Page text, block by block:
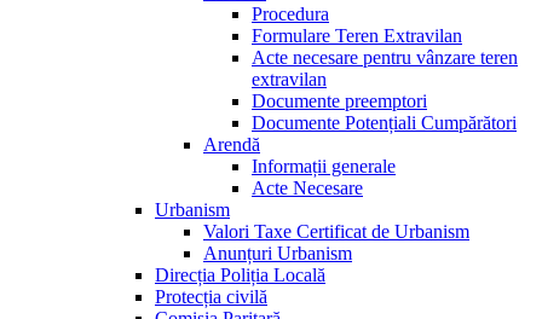
Procedura
Formulare Teren Extravilan
Acte necesare pentru vânzare teren
extravilan
Documente preemptori
Documente Potențiali Cumpărători
Arendă
Informații generale
Acte Necesare
Urbanism
Valori Taxe Certificat de Urbanism
Anunțuri Urbanism
Direcția Poliția Locală
Protecția civilă